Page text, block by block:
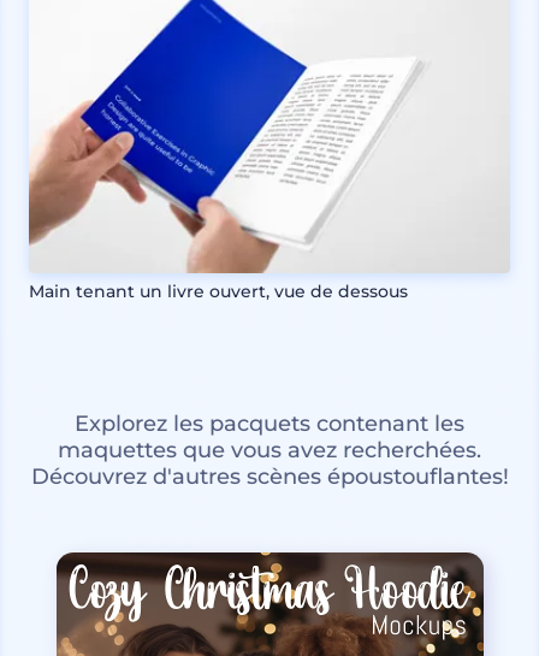
Main tenant un livre ouvert, vue de dessous
Explorez les pacquets contenant les
maquettes que vous avez recherchées.
Découvrez d'autres scènes époustouflantes!